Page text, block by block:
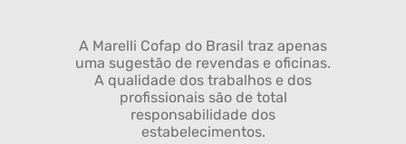
A Marelli Cofap do Brasil traz apenas
uma sugestão de revendas e oficinas.
A qualidade dos trabalhos e dos
profissionais são de total
responsabilidade dos
estabelecimentos.